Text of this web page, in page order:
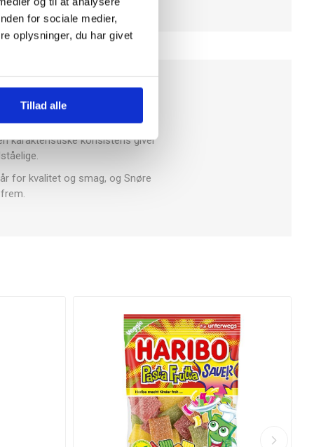
for sociale medier,
oplysninger, du har givet
Tillad alleog slik til hele Norden.
karakteristiske konsistens giver
for kvalitet og smag, og Snøre